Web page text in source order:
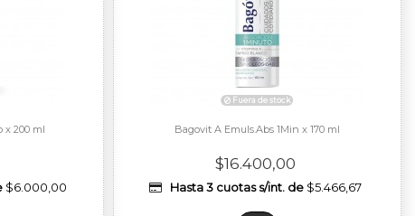
x 200 ml
$6.000,00
Bagovit A Emuls.Abs 1Min x 170 ml
$16.400,00
Hasta 3 cuotas s/int. de $5.466,67